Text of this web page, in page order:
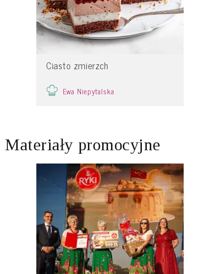
Ciasto zmierzch
Ewa Niepytalska
Materiały promocyjne